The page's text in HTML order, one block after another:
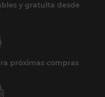
y gratuita desde
próximas compras